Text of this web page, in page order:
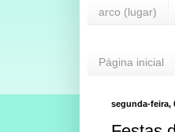
arco (lugar)
Página inicial
segunda-feira,